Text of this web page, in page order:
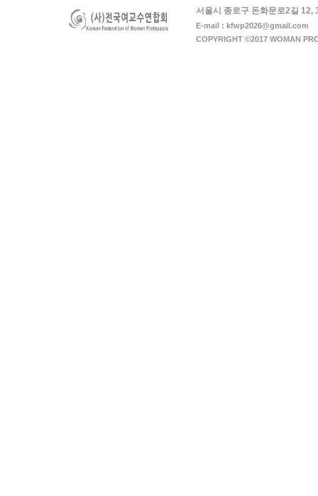
서울시 종로구 돈화문로2길 12,
E-mail : kfwp2026@gmail.com
COPYRIGHT ©2017 WOMAN